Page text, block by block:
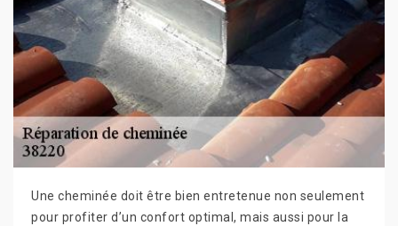
Une cheminée doit être bien entretenue non seulement
pour profiter d’un confort optimal, mais aussi pour la